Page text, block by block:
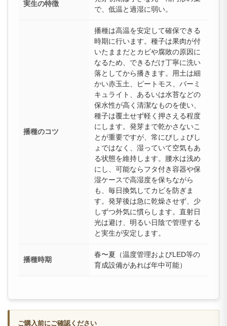
実生の特徴
で、低温と過湿に弱い。
播種のコツ
播種は高温を安定して確保できる
時期に行います。種子は果肉が付
いたままだとカビや腐敗の原因に
なるため、できるだけ丁寧に洗い
落としてから播きます。用土は細
かい赤玉土、ピートモス、バーミ
キュライト、あるいは水苔などの
保水性が高く清潔なものを使い、
種子は覆土せず軽く押さえる程度
にします。発芽まで乾かさないこ
とが重要ですが、常にびしょびし
ょではなく、湿っていて空気もあ
る状態を維持します。腰水は浅め
にし、可能ならフタ付き容器や保
湿ケースで高湿度を保ちながら
も、毎日換気してカビを防ぎま
す。発芽後は急に乾燥させず、少
しずつ外気に慣らします。直射日
光は避け、明るい日陰で管理する
と実生が安定します。
播種時期
春〜夏（温度管理およびLED等の
育成設備があれば年中可能）
ご購入前にご確認ください